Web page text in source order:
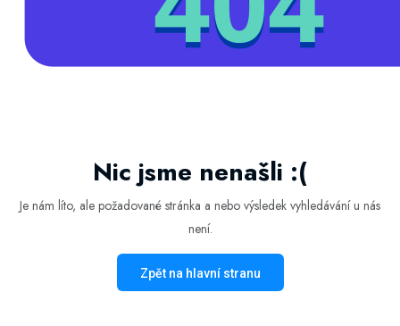
Nic jsme nenašli :(
Je nám líto, ale požadované stránka a nebo výsledek vyhledávání u nás
není.
Zpět na hlavní stranu